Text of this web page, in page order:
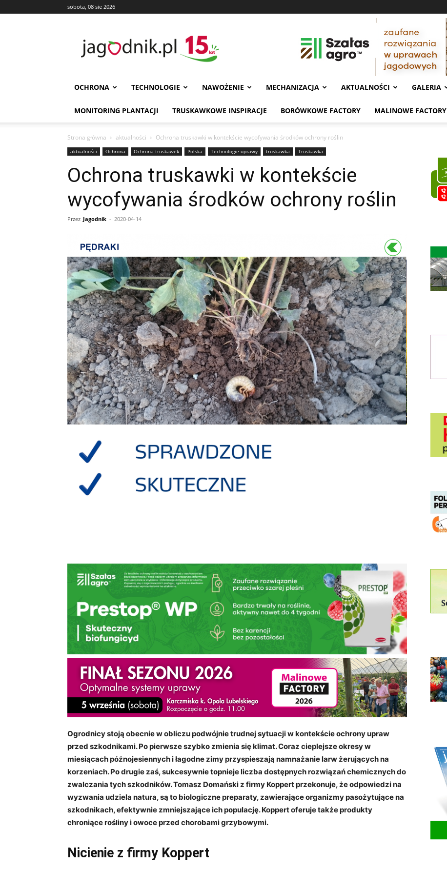
sobota, 08 sie 2026
OCHRONA TECHNOLOGIE NAWOŻENIE MECHANIZACJA AKTUALNOŚCI GALERIA
MONITORING PLANTACJI TRUSKAWKOWE INSPIRACJE BORÓWKOWE FACTORY MALINOWE FACTORY
Strona główna aktualności Ochrona truskawki w kontekście wycofywania środków ochrony roślin
aktualności Ochrona Ochrona truskawek Polska Technologie uprawy truskawka Truskawka
Ochrona truskawki w kontekście
wycofywania środków ochrony roślin
Przez Jagodnik - 2020-04-14
Ogrodnicy stoją obecnie w obliczu podwójnie trudnej sytuacji w kontekście ochrony upraw
przed szkodnikami. Po pierwsze szybko zmienia się klimat. Coraz cieplejsze okresy w
miesiącach późnojesiennych i łagodne zimy przyspieszają namnażanie larw żerujących na
korzeniach. Po drugie zaś, sukcesywnie topnieje liczba dostępnych rozwiązań chemicznych do
zwalczania tych szkodników. Tomasz Domański z firmy Koppert przekonuje, że odpowiedzi na
wyzwania udziela natura, są to biologiczne preparaty, zawierające organizmy pasożytujące na
szkodnikach, efektywnie zmniejszające ich populację. Koppert oferuje także produkty
chroniące rośliny i owoce przed chorobami grzybowymi.
Nicienie z firmy Koppert